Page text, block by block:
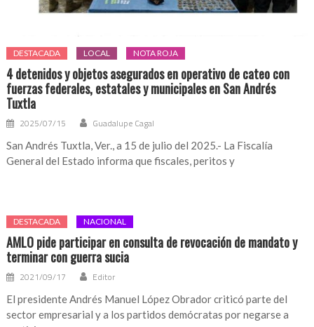
DESTACADA LOCAL NOTA ROJA
4 detenidos y objetos asegurados en operativo de cateo con
fuerzas federales, estatales y municipales en San Andrés
Tuxtla
2025/07/15 Guadalupe Cagal
San Andrés Tuxtla, Ver., a 15 de julio del 2025.- La Fiscalía
General del Estado informa que fiscales, peritos y
DESTACADA NACIONAL
AMLO pide participar en consulta de revocación de mandato y
terminar con guerra sucia
2021/09/17 Editor
El presidente Andrés Manuel López Obrador criticó parte del
sector empresarial y a los partidos demócratas por negarse a